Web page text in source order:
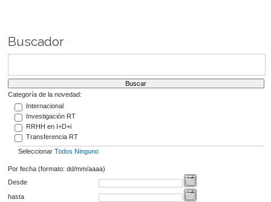
Buscador
Categoría de la novedad:
Internacional
Investigación RT
RRHH en I+D+i
Transferencia RT
Seleccionar Todos Ninguno
Por fecha (formato: dd/mm/aaaa)
Desde
hasta